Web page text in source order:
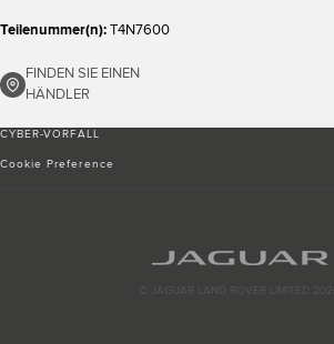
Teilenummer(n):T4N7600
FINDEN SIE EINEN
HÄNDLER
CYBER-VORFALL
Cookie Preference
© JAGUAR LAND ROVER LIMITED 2026